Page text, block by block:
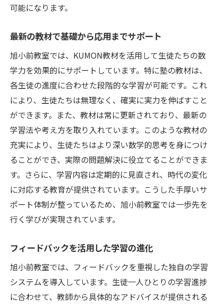
演習を通じた理解度の深化
実践的な問題解決スキルの習得
継続的な復習で知識の定着
旭小前教室で育む数学的思考力の重要性
論理的思考を育てる授業の工夫
数的感覚を磨くための取り組み
未来に繋がる数学的理解の構築
日常生活での数学の活用法を学ぶ
横浜市鶴見区での塾選びで注目すべき特徴
地域密着型の親しみやすさ
最新の学習技術を取り入れた授業
個々のニーズに応える柔軟な対応
長期的な視点での学力向上
コミュニケーションを重視した指導
旭小前教室での学習法で得られる力とは
自信を持って挑戦できる気持ち
可能になります。
最新の教材で基礎から応用までサポート
旭小前教室では、KUMON教材を活用して生徒たちの数
学力を効果的にサポートしています。特に塾の教材は、
各生徒の進度に合わせた段階的な学習が可能です。これ
により、生徒たちは無理なく、確実に実力を伸ばすこと
ができます。また、教材は常に更新されており、最新の
学習法や考え方を取り入れています。このような教材の
充実により、生徒たちはより深い数学的思考を身につけ
ることができ、実際の問題解決に役立てることができま
す。さらに、学習内容は定期的に見直され、時代の変化
に対応する教育が提供されています。こうした手厚いサ
ポート体制が整っているため、旭小前教室では一歩先を
行く学びが実現されています。
フィードバックを活用した学習の進化
旭小前教室では、フィードバックを重視した独自の学習
システムを導入しています。生徒一人ひとりの学習進捗
に合わせて、教師から具体的なアドバイスが提供される